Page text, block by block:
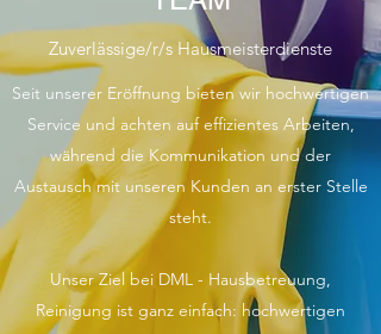
Zuverlässige/r/s Hausmeisterdienste
Seit unserer Eröffnung bieten wir hochwertigen
Service und achten auf effizientes Arbeiten,
während die Kommunikation und der
Austausch mit unseren Kunden an erster Stelle
steht.
Unser Ziel bei DML - Hausbetreuung,
Reinigung ist ganz einfach: hochwertigen